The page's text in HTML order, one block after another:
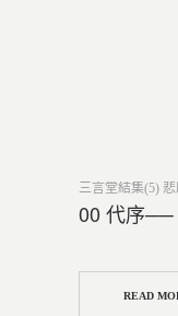
Posted
三言堂結集(5)
00 代序──
READ